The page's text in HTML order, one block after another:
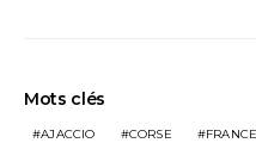
Mots clés
AJACCIO CORSE FRANCE